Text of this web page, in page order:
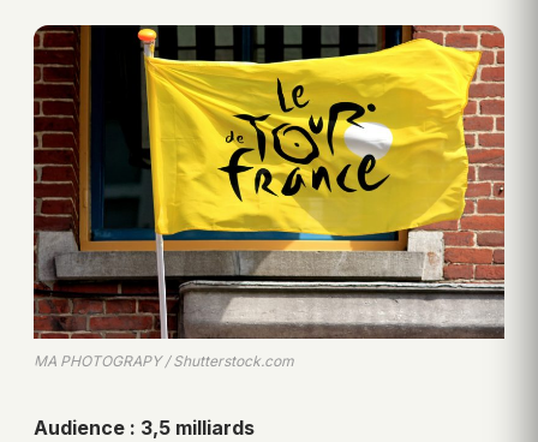
MA PHOTOGRAPY / Shutterstock.com
Audience : 3,5 milliards